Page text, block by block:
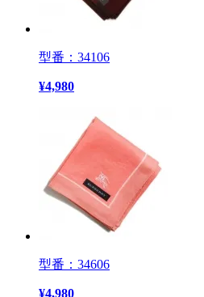
型番：34106
¥4,980
型番：34606
¥4,980